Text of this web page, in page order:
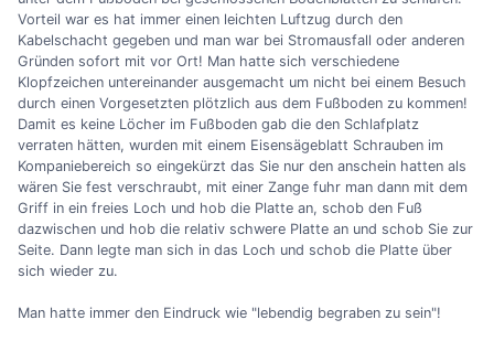
Vorteil war es hat immer einen leichten Luftzug durch den
Kabelschacht gegeben und man war bei Stromausfall oder anderen
Gründen sofort mit vor Ort! Man hatte sich verschiedene
Klopfzeichen untereinander ausgemacht um nicht bei einem Besuch
durch einen Vorgesetzten plötzlich aus dem Fußboden zu kommen!
Damit es keine Löcher im Fußboden gab die den Schlafplatz
verraten hätten, wurden mit einem Eisensägeblatt Schrauben im
Kompaniebereich so eingekürzt das Sie nur den anschein hatten als
wären Sie fest verschraubt, mit einer Zange fuhr man dann mit dem
Griff in ein freies Loch und hob die Platte an, schob den Fuß
dazwischen und hob die relativ schwere Platte an und schob Sie zur
Seite. Dann legte man sich in das Loch und schob die Platte über
sich wieder zu.
Man hatte immer den Eindruck wie "lebendig begraben zu sein"!